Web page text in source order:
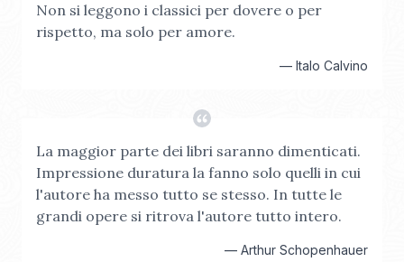
Non si leggono i classici per dovere o per
rispetto, ma solo per amore.
— Italo Calvino
La maggior parte dei libri saranno dimenticati.
Impressione duratura la fanno solo quelli in cui
l'autore ha messo tutto se stesso. In tutte le
grandi opere si ritrova l'autore tutto intero.
— Arthur Schopenhauer